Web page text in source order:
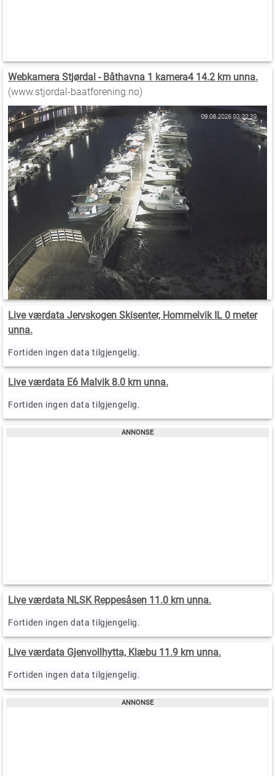
Webkamera Stjørdal - Båthavna 1 kamera4 14.2 km unna.
(www.stjordal-baatforening.no)
Live værdata Jervskogen Skisenter, Hommelvik IL 0 meter
unna.
Fortiden ingen data tilgjengelig.
Live værdata E6 Malvik 8.0 km unna.
Fortiden ingen data tilgjengelig.
Live værdata NLSK Reppesåsen 11.0 km unna.
Fortiden ingen data tilgjengelig.
Live værdata Gjenvollhytta, Klæbu 11.9 km unna.
Fortiden ingen data tilgjengelig.